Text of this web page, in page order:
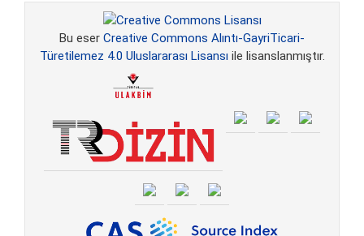
Bu eser Creative Commons Alıntı-GayriTicari-
Türetilemez 4.0 Uluslararası Lisansı ile lisanslanmıştır.